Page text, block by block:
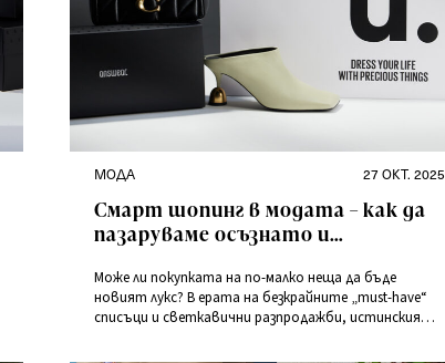
МОДА
на
27 ОКТ. 2025
Смарт шопинг в модата – как да
пазаруваме осъзнато и
Може ли покупката на по-малко неща да бъде
новият лукс? В ерата на безкрайните „must-have“
списъци и светкавични разпродажби, истинският
си, а в начина, по който вземаме решения.